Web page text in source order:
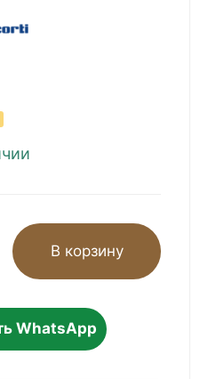
В корзину
WhatsApp